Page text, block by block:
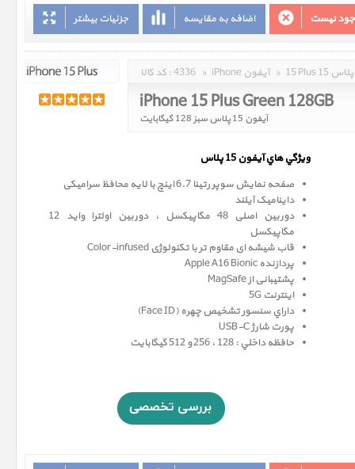
جزئیات بیشتر اضافه به مقایسه نیست
کد کالا : 4336 » iPhone آیفون » 15 Plus 15 پلاس
iPhone 15 Plus Green 128GB
آیفون 15 پلاس سبز 128 گیگابایت
ويژگي هاي آيفون 15 پلاس
صفحه نمايش سوپر رتينا 6.7 اينچ با لایه محافظ سرامیکی
داینامیک آیلند
دوربین اصلی 48 مگاپیکسل ، دوربین اولترا واید 12
مگاپيکسل
قاب شیشه ای مقاوم تر با تکنولوژی Color-infused
پردازنده Apple A16 Bionic
پشتیبانی از MagSafe
اینترنت 5G
داراي سنسور تشخيص چهره (Face ID)
پورت شارژ USB-C
حافظه داخلي : 128 ، 256 و 512 گيگابايت